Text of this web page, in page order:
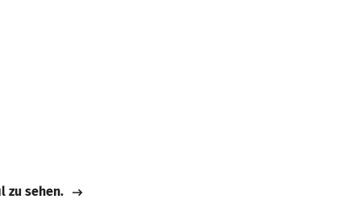
zu sehen.